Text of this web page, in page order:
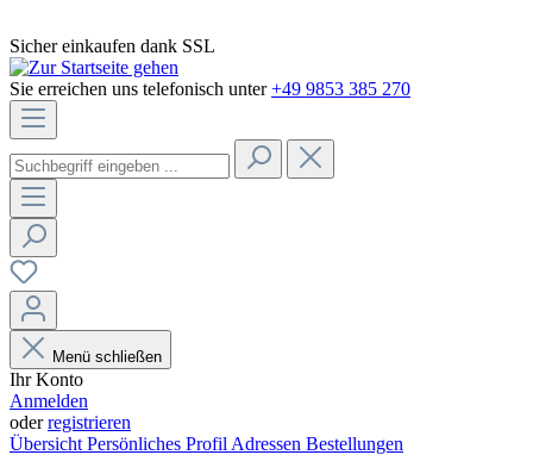
Sicher einkaufen dank SSL
Sie erreichen uns telefonisch unter +49 9853 385 270
Menü schließen
Ihr Konto
Anmelden
oderregistrieren
Übersicht Persönliches Profil Adressen Bestellungen